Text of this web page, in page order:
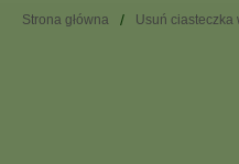
Strona główna Usuń ciasteczka